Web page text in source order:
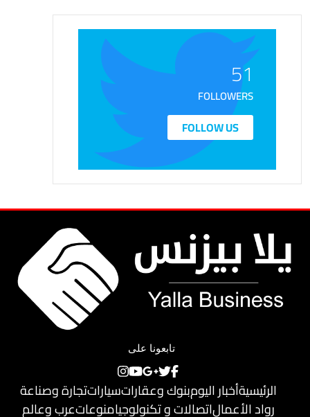
51
FOLLOWERS
FOLLOW US
تابعونا على
الرئيسيةأخبار اليومبنوك وعقاراتسياراتتجارة وصناعة
رواد الأعمالاتصالات و تكنولوجيامنوعاتعرب وعالم